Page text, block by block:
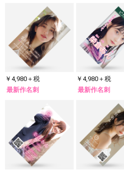
￥4,980＋税
最新作名刺
￥4,980＋税
最新作名刺